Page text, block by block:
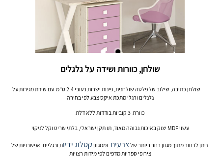
שולחן, כוורות ושידה על גלגלים
שולחן כתיבה, שילוב של פלטה שולחנית, פינות ישרות בעובי 2.4 ס"מ עם שידת מגירות על
גלגלים ורגלי מתכת איקס צבע לפי בחירה
כוורת 3 קוביות בודדות ללא דלת
עשוי MDF יצוק באיכות גבוהה מאוד, תו תקן ישראלי, בלתי שריט וקל לניקוי
ניתן לבחור מתוך מגוון רחב ביותר שלצבעים וממגוון קטלוג ידיות ורגליים .אפשרויות של
צירופי ספריות מדפים לפי מידות רצויות